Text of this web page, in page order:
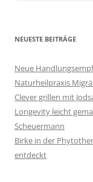
NEUESTE BEITRÄGE
Neue
Naturheilpraxis
Clever grillen mit
Longevity leicht
Scheuermann
Birke in der
entdeckt